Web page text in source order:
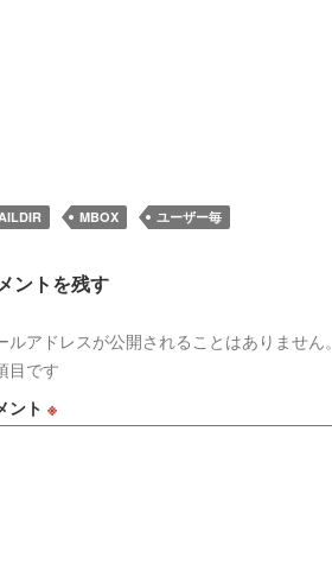
MBOX ユーザー毎
ントを残す
ルアドレスが公開されることはありません。
目です
ント ※